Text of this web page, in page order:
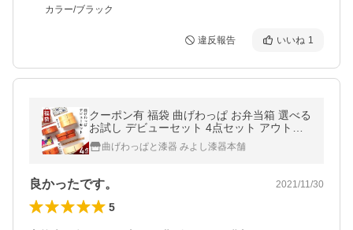
カラー/ブラック
違反報告 いいね 1
クーポン有 福袋 曲げわっぱ お弁当箱 選べる
お試し デビューセット 4点セット アウトレ
ット 2026年 男性 女性 お箸 大判ハンカチ ゴ
ムバンド
曲げわっぱと漆器 みよし漆器本舗
良かったです。 2021/11/30
5